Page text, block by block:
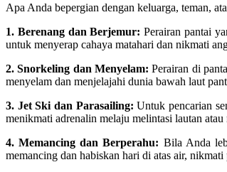
Apa Anda bepergian dengan keluarga, teman,
1. Berenang dan Berjemur: Perairan pantai
untuk menyerap cahaya matahari dan nikmati
2. Snorkeling dan Menyelam: Perairan di
menyelam dan menjelajahi dunia bawah laut
3. Jet Ski dan Parasailing: Untuk pencarian
menikmati adrenalin melaju melintasi lautan
4. Memancing dan Berperahu: Bila Anda
memancing dan habiskan hari di atas air,